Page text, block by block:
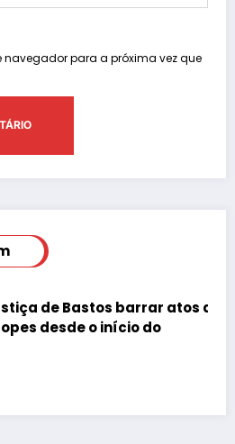
para a próxima vez que
de Bastos barrar atos da
desde o início do